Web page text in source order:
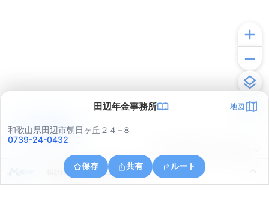
田辺年金事務所 地図
和歌山県田辺市朝日ヶ丘２４−８
0739-24-0432
保存 共有 ルート
和歌山県田辺市朝日ヶ丘２２
アプリで見る